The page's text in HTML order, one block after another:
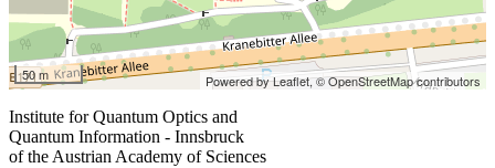
50 m Powered by Leaflet,© OpenStreetMap contributors
Institute for Quantum Optics and
Quantum Information - Innsbruck
of the Austrian Academy of Sciences